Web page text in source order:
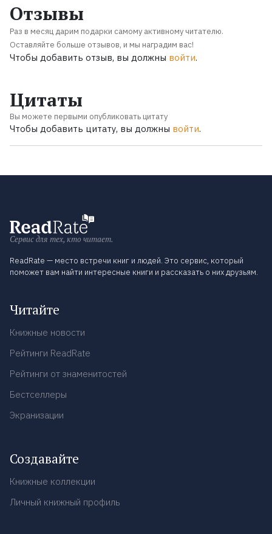
Отзывы
Раз в месяц дарим подарки самому активному читателю.
Оставляйте больше отзывов, и мы наградим вас!
Чтобы добавить отзыв, вы должны войти.
Цитаты
Вы можете первыми опубликовать цитату
Чтобы добавить цитату, вы должны войти.
Сервис для тех, кто читает.
ReadRate — место встречи книг и людей. Это сервис, который
поможет вам найти интересные книги и рассказать о них друзьям.
Читайте
Книжные новости
Рейтинги ReadRate
Рейтинги от знаменитостей
Бестселлеры
Экранизации
Создавайте
Книжные коллекции
Личный книжный профиль